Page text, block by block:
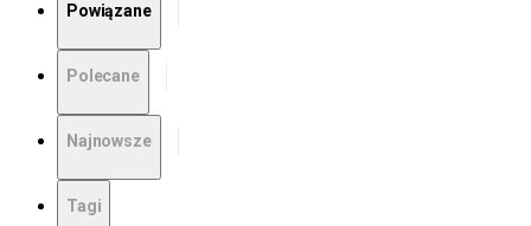
Powiązane
Polecane
Najnowsze
Tagi